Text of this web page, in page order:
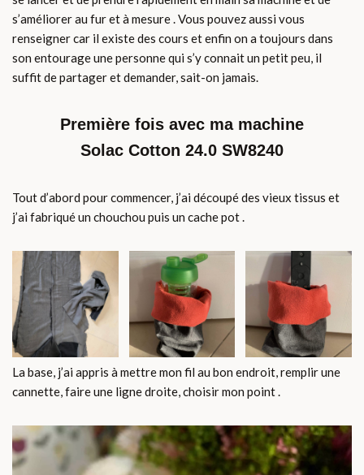
s’améliorer au fur et à mesure . Vous pouvez aussi vous
renseigner car il existe des cours et enfin on a toujours dans
son entourage une personne qui s’y connait un petit peu, il
suffit de partager et demander, sait-on jamais.
Première fois avec ma machine
Solac Cotton 24.0 SW8240
Tout d’abord pour commencer, j’ai découpé des vieux tissus et
j’ai fabriqué un chouchou puis un cache pot .
La base, j’ai appris à mettre mon fil au bon endroit, remplir une
cannette, faire une ligne droite, choisir mon point .